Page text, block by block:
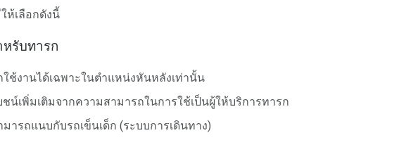
ห้เลือกดังนี้
หรับทารก
ใช้งานได้เฉพาะในตำแหน่งหันหลังเท่านั้น
ชน์เพิ่มเติมจากความสามารถในการใช้เป็นผู้ให้บริการทารก
ารถแนบกับรถเข็นเด็ก (ระบบการเดินทาง)